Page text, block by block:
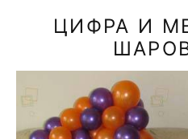
ЦИФРА И